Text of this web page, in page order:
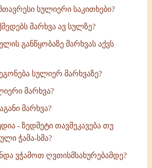
სულიერი საკითხები?
მარხვა ავ სულზე?
განწყობაზე მარხვას აქვს
სულიერ მარხვაზე?
მარხვა?
მარხვა?
- ზედმეტი თავშეკავება თუ
ჭამა-სმა?
ვჭამოთ ღვთისმსახურებამდე?